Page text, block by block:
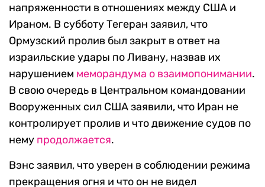
напряженности в отношениях между США и
Ираном. В субботу Тегеран заявил, что
Ормузский пролив был закрыт в ответ на
израильские удары по Ливану, назвав их
нарушением меморандума о взаимопонимании.
В свою очередь в Центральном командовании
Вооруженных сил США заявили, что Иран не
контролирует пролив и что движение судов по
нему продолжается.
Вэнс заявил, что уверен в соблюдении режима
прекращения огня и что он не видел